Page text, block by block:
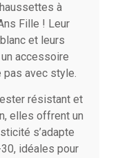
à
Fille ! Leur
et leurs
accessoire
avec style.
résistant et
elles offrent un
s’adapte
idéales pour